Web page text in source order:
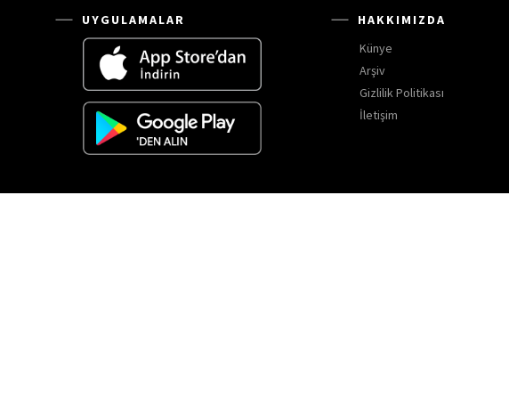
UYGULAMALAR
HAKKIMIZDA
Künye
Arşiv
Gizlilik Politikası
İletişim